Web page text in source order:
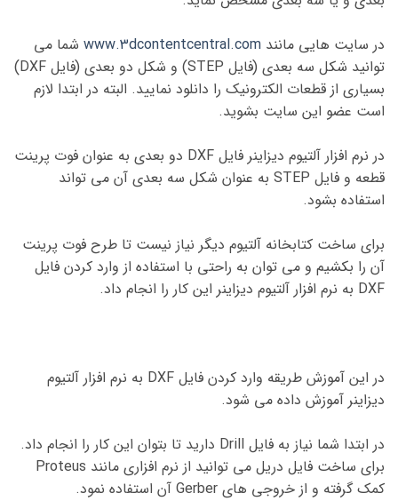
در سایت هایی مانند www.3dcontentcentral.com شما می
توانید شکل سه بعدی (فایل STEP) و شکل دو بعدی (فایل DXF)
بسیاری از قطعات الکترونیک را دانلود نمایید. البته در ابتدا لازم
است عضو این سایت بشوید.
در نرم افزار آلتیوم دیزاینر فایل DXF دو بعدی به عنوان فوت پرینت
قطعه و فایل STEP به عنوان شکل سه بعدی آن می تواند
استفاده بشود.
برای ساخت کتابخانه آلتیوم دیگر نیاز نیست تا طرح فوت پرینت
آن را بکشیم و می توان به راحتی با استفاده از وارد کردن فایل
DXF به نرم افزار آلتیوم دیزاینر این کار را انجام داد.
در این آموزش طریقه وارد کردن فایل DXF به نرم افزار آلتیوم
دیزاینر آموزش داده می شود.
در ابتدا شما نیاز به فایل Drill دارید تا بتوان این کار را انجام داد.
برای ساخت فایل دریل می توانید از نرم افزاری مانند Proteus
کمک گرفته و از خروجی های Gerber آن استفاده نمود.